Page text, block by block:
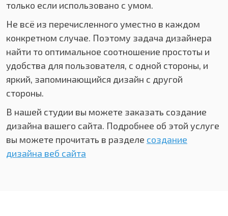
только если использовано с умом.
Не всё из перечисленного уместно в каждом
конкретном случае. Поэтому задача дизайнера
найти то оптимальное соотношение простоты и
удобства для пользователя, с одной стороны, и
яркий, запоминающийся дизайн с другой
стороны.
В нашей студии вы можете заказать создание
дизайна вашего сайта. Подробнее об этой услуге
вы можете прочитать в разделе создание
дизайна веб сайта